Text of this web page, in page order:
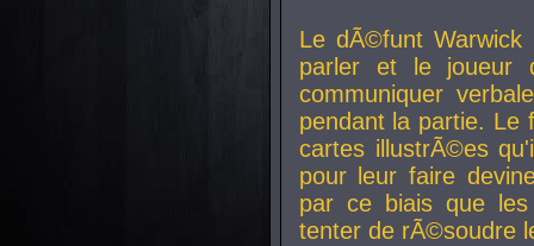
Le dÃ©funt Warwick
parler et le joueur
communiquer
pendant la partie. Le
cartes illustrÃ©es
pour leur faire
par ce biais que
tenter de rÃ©soudre